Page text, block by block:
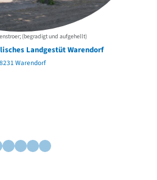
(begradigt und aufgehellt)
Landgestüt Warendorf
Warendorf